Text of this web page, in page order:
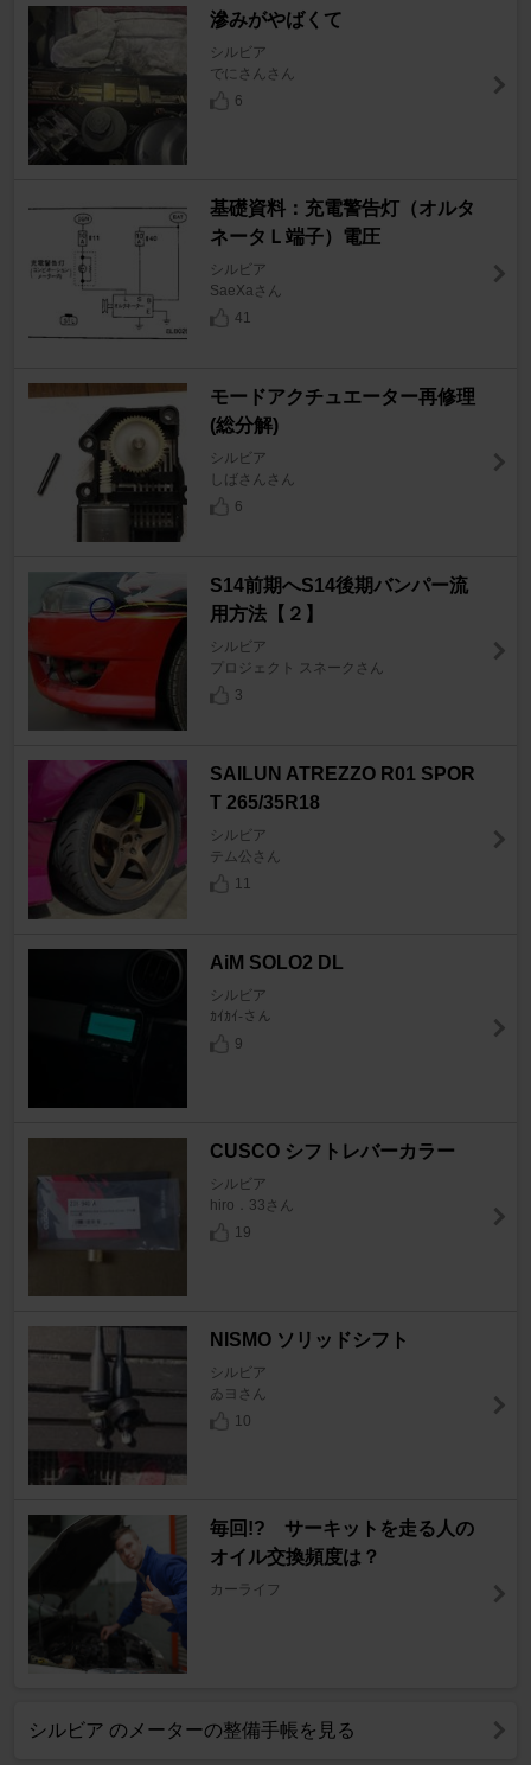
滲みがやばくて
シルビア
でにさんさん
6
基礎資料：充電警告灯（オルタ
ネータＬ端子）電圧
シルビア
SaeXaさん
41
モードアクチュエーター再修理
(総分解)
シルビア
しばさんさん
6
S14前期へS14後期バンパー流
用方法【２】
シルビア
プロジェクト スネークさん
3
SAILUN ATREZZO R01 SPOR
T 265/35R18
シルビア
テム公さん
11
AiM SOLO2 DL
シルビア
ｶｲｶｲ-さん
9
CUSCO シフトレバーカラー
シルビア
hiro．33さん
19
NISMO ソリッドシフト
シルビア
ゐヨさん
10
毎回!? サーキットを走る人の
オイル交換頻度は？
カーライフ
シルビア のメーターの整備手帳を見る